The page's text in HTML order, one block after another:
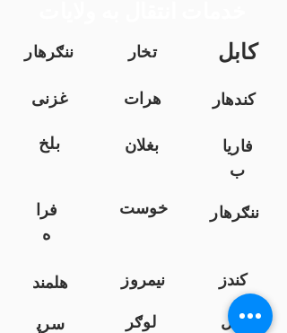
ننګرهار تخار کابل
غزنی هرات
کندهار
بلخ
بغلان
فاریا
ب
فرا
ه
خوست ننګرهار
هلمند نیمروز
کندز
سرپ
لوګر زابل